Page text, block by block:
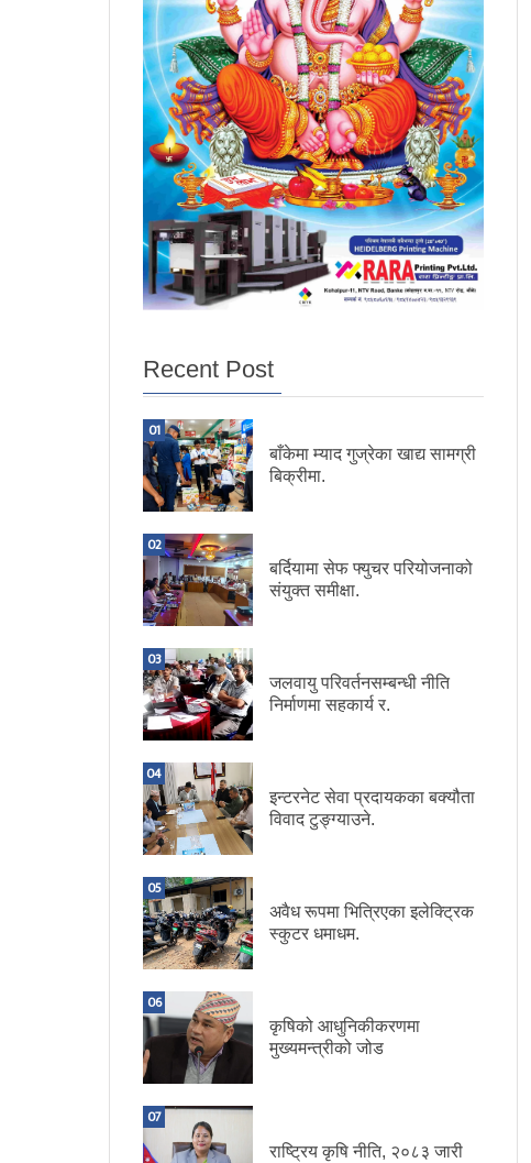
Recent Post
01
बाँकेमा म्याद गुज्रेका खाद्य सामग्री
बिक्रीमा.
02
बर्दियामा सेफ फ्युचर परियोजनाको
संयुक्त समीक्षा.
03
जलवायु परिवर्तनसम्बन्धी नीति
निर्माणमा सहकार्य र.
04
इन्टरनेट सेवा प्रदायकका बक्यौता
विवाद टुङ्ग्याउने.
05
अवैध रूपमा भित्रिएका इलेक्ट्रिक
स्कुटर धमाधम.
06
कृषिको आधुनिकीकरणमा
मुख्यमन्त्रीको जोड
07
राष्ट्रिय कृषि नीति, २०८३ जारी